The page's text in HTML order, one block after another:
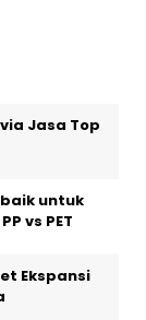
Jasa Top
untuk
vs PET
Ekspansi